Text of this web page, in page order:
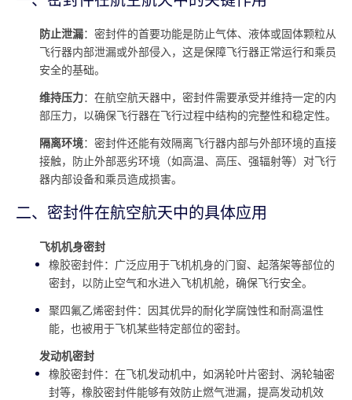
防止泄漏：密封件的首要功能是防止气体、液体或固体颗粒从
飞行器内部泄漏或外部侵入，这是保障飞行器正常运行和乘员
安全的基础。
维持压力：在航空航天器中，密封件需要承受并维持一定的内
部压力，以确保飞行器在飞行过程中结构的完整性和稳定性。
隔离环境：密封件还能有效隔离飞行器内部与外部环境的直接
接触，防止外部恶劣环境（如高温、高压、强辐射等）对飞行
器内部设备和乘员造成损害。
二、密封件在航空航天中的具体应用
飞机机身密封
橡胶密封件：广泛应用于飞机机身的门窗、起落架等部位的
密封，以防止空气和水进入飞机机舱，确保飞行安全。
聚四氟乙烯密封件：因其优异的耐化学腐蚀性和耐高温性
能，也被用于飞机某些特定部位的密封。
发动机密封
橡胶密封件：在飞机发动机中，如涡轮叶片密封、涡轮轴密
封等，橡胶密封件能够有效防止燃气泄漏，提高发动机效